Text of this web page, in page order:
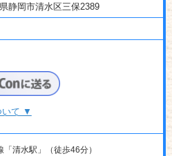
静岡市清水区三保2389
いて ▼
清水駅」（徒歩46分）